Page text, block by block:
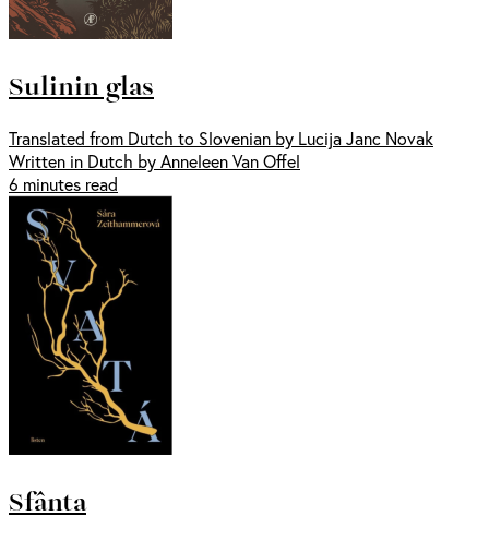
Sulinin glas
Translated from Dutch to Slovenian by Lucija Janc Novak
Written in Dutch by Anneleen Van Offel
6 minutes read
Sfânta